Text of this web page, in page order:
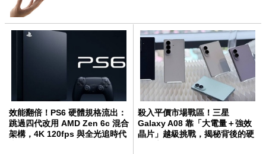
效能翻倍！PS6 硬體規格流出：
跳過四代改用 AMD Zen 6c 混合
架構，4K 120fps 與全光追時代
殺入平價市場戰區！三星
Galaxy A08 靠「大電量＋強效
晶片」越級挑戰，揭秘背後的硬